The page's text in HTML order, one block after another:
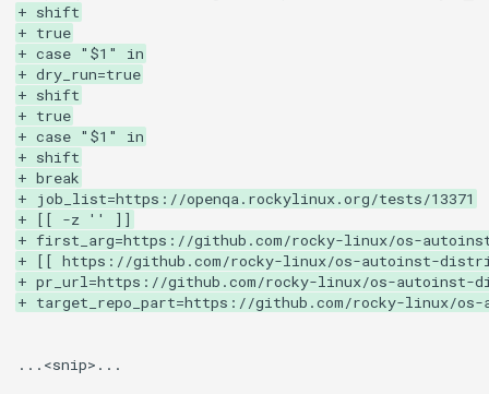
+ shift
+ true
+ case "$1" in
+ dry_run=true
+ shift
+ true
+ case "$1" in
+ shift
+ break
+ job_list=https://openqa.rockylinux.org/tests/13371
+ [[ -z '' ]]
+ first_arg=https://github.com/rocky-linux/os-
+ [[ https://github.com/rocky-linux/os-autoinst-
+ pr_url=https://github.com/rocky-linux/os-autoinst-
+ target_repo_part=https://github.com/rocky-linux/
...<snip>...